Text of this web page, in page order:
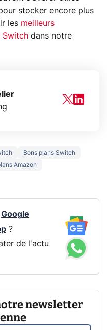
stocker encore plus
les meilleurs
Switch dans notre
Bons plans Switch
Amazon
Google
?
de l'actu
newsletter